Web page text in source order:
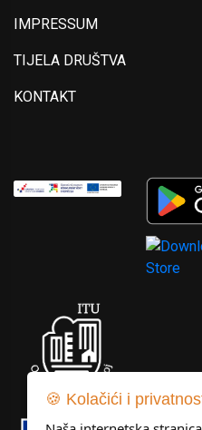
IMPRESSUM
TIJELA DRUŠTVA
KONTAKT
🍪 Kolačići i